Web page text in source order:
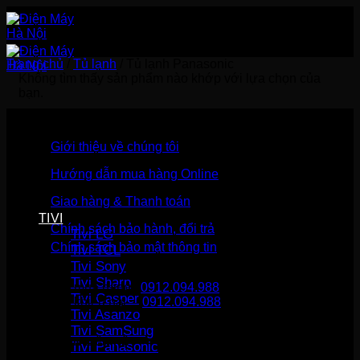
Bỏ
qua
nội
dung
TIVI
Tivi LG
Tivi TCL
Tivi Sony
Tivi Sharp
Tivi Casper
Tivi Asanzo
Tivi SamSung
Tivi Panasonic
Trang chủ Tủ lạnh
Giới thiệu về chúng tôi
Hướng dẫn mua hàng Online
Giao hàng & Thanh toán
Chính sách bảo hành, đổi trả
Chính sách bảo mật thông tin
Gọi mua hàng 0912.094.988
Gọi khiếu nại 0912.094.988
THÔNG TIN LIÊN HỆ